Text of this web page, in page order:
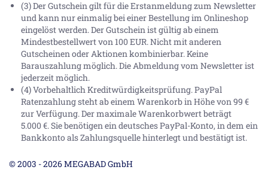
(3) Der Gutschein gilt für die Erstanmeldung zum Newsletter
und kann nur einmalig bei einer Bestellung im Onlineshop
eingelöst werden. Der Gutschein ist gültig ab einem
Mindestbestellwert von 100 EUR. Nicht mit anderen
Gutscheinen oder Aktionen kombinierbar. Keine
Barauszahlung möglich. Die Abmeldung vom Newsletter ist
jederzeit möglich.
(4) Vorbehaltlich Kreditwürdigkeitsprüfung. PayPal
Ratenzahlung steht ab einem Warenkorb in Höhe von99 €
zur Verfügung. Der maximale Warenkorbwert beträgt
5.000 €. Sie benötigen ein deutsches PayPal-Konto, in dem ein
Bankkonto als Zahlungsquelle hinterlegt und bestätigt ist.
© 2003 - 2026 MEGABAD GmbH